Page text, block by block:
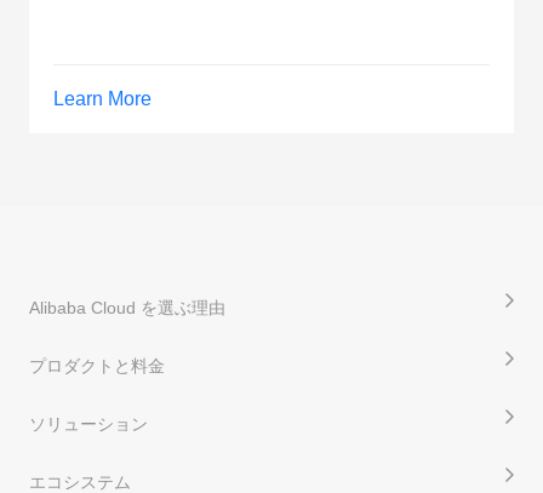
Learn More
Alibaba Cloud を選ぶ理由
プロダクトと料金
ソリューション
エコシステム